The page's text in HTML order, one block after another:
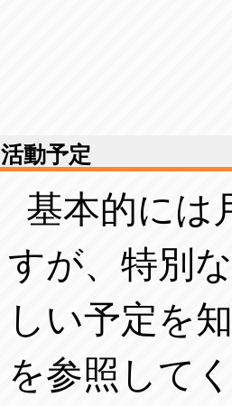
活動予定
基本的には
すが、特別
しい予定を
を参照して